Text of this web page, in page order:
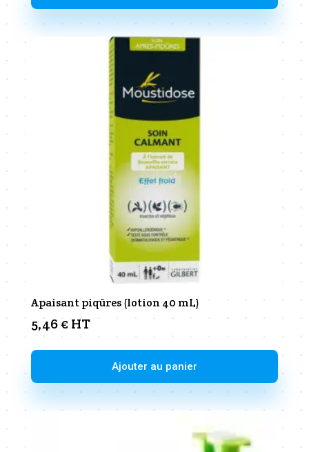
Apaisant piqûres (lotion 40 mL)
5,46€ HT
Ajouter au panier